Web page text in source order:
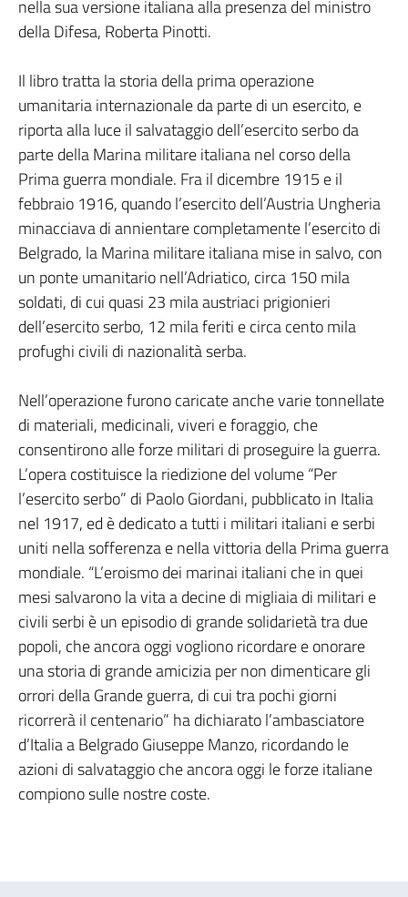
nella sua versione italiana alla presenza del ministro
della Difesa, Roberta Pinotti.
Il libro tratta la storia della prima operazione
umanitaria internazionale da parte di un esercito, e
riporta alla luce il salvataggio dell’esercito serbo da
parte della Marina militare italiana nel corso della
Prima guerra mondiale. Fra il dicembre 1915 e il
febbraio 1916, quando l’esercito dell’Austria Ungheria
minacciava di annientare completamente l’esercito di
Belgrado, la Marina militare italiana mise in salvo, con
un ponte umanitario nell’Adriatico, circa 150 mila
soldati, di cui quasi 23 mila austriaci prigionieri
dell’esercito serbo, 12 mila feriti e circa cento mila
profughi civili di nazionalità serba.
Nell’operazione furono caricate anche varie tonnellate
di materiali, medicinali, viveri e foraggio, che
consentirono alle forze militari di proseguire la guerra.
L’opera costituisce la riedizione del volume “Per
l’esercito serbo” di Paolo Giordani, pubblicato in Italia
nel 1917, ed è dedicato a tutti i militari italiani e serbi
uniti nella sofferenza e nella vittoria della Prima guerra
mondiale. “L’eroismo dei marinai italiani che in quei
mesi salvarono la vita a decine di migliaia di militari e
civili serbi è un episodio di grande solidarietà tra due
popoli, che ancora oggi vogliono ricordare e onorare
una storia di grande amicizia per non dimenticare gli
orrori della Grande guerra, di cui tra pochi giorni
ricorrerà il centenario” ha dichiarato l’ambasciatore
d’Italia a Belgrado Giuseppe Manzo, ricordando le
azioni di salvataggio che ancora oggi le forze italiane
compiono sulle nostre coste.